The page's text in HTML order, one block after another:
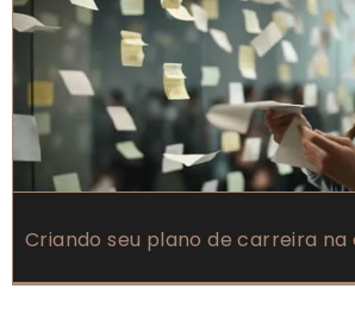
Criando seu plano de carreira na